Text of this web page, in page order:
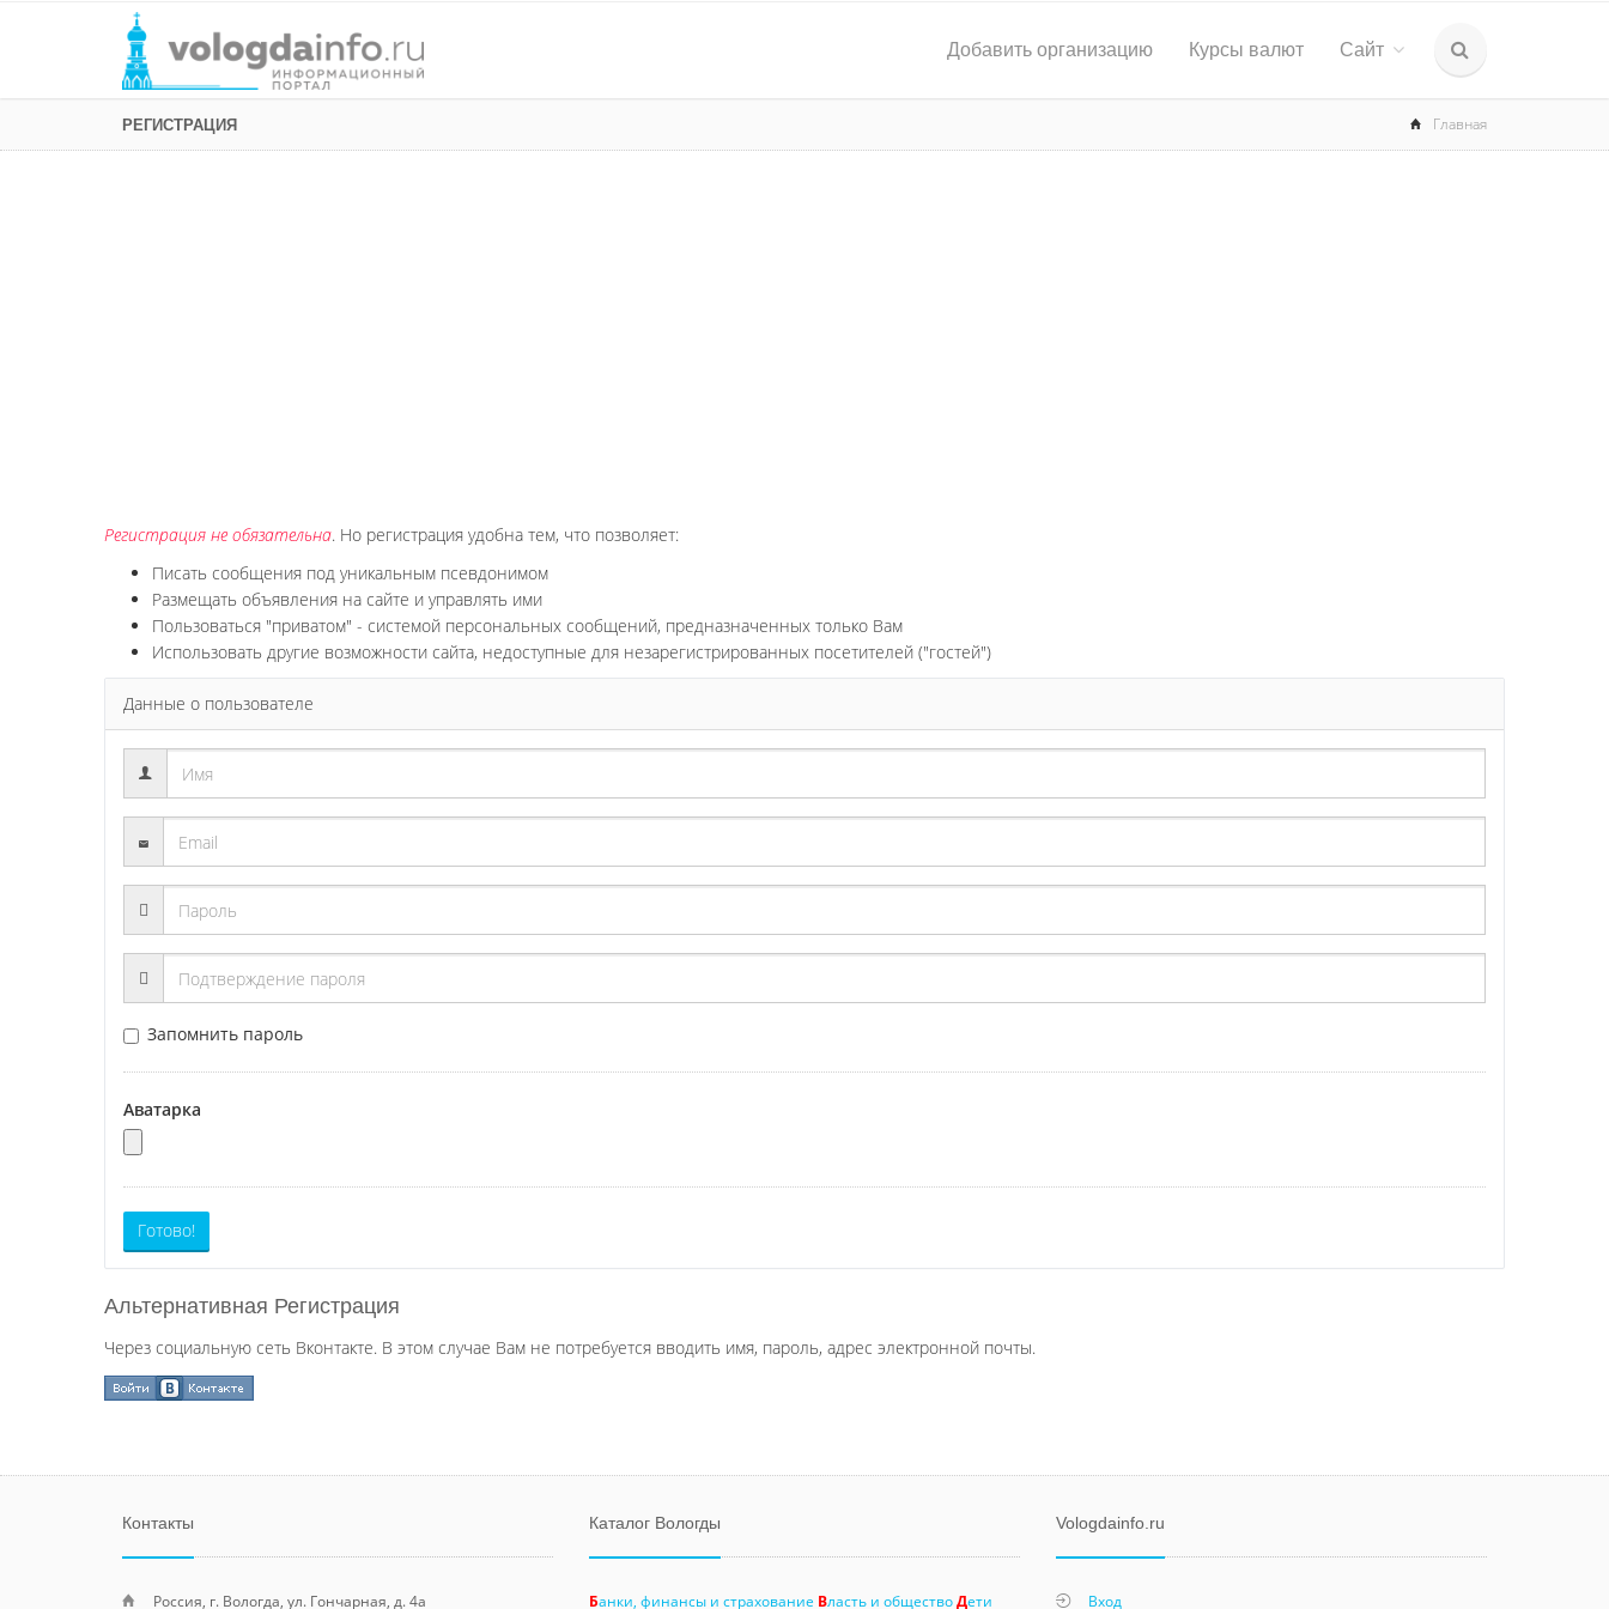
Добавить организацию Курсы валют Сайт
РЕГИСТРАЦИЯ Главная
Регистрация не обязательна. Но регистрация удобна тем, что позволяет:
Писать сообщения под уникальным псевдонимом
Размещать объявления на сайте и управлять ими
Пользоваться "приватом" - системой персональных сообщений, предназначенных только Вам
Использовать другие возможности сайта, недоступные для незарегистрированных посетителей ("гостей")
Данные о пользователе
Запомнить пароль
Аватарка
Готово!
Альтернативная Регистрация
Через социальную сеть Вконтакте. В этом случае Вам не потребуется вводить имя, пароль, адрес электронной почты.
Контакты
Россия, г. Вологда, ул. Гончарная, д. 4а
Каталог Вологды
Банки, финансы и страхование Власть и обществоДети
Vologdainfo.ru
Вход